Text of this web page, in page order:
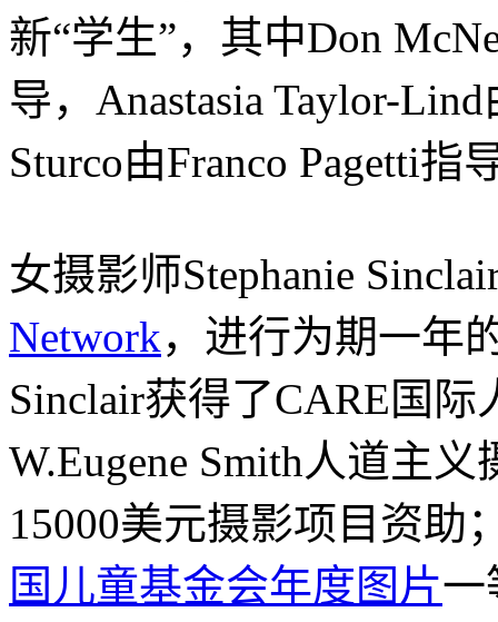
新“学生”，其中Don
导，Anastasia Taylor-
Sturco由Franco Pagetti指
女摄影师Stephanie
Network，进行为期一年
Sinclair获得了CARE国
W.Eugene Smith人道主
15000美元摄影项目资助
国儿童基金会年度图片一